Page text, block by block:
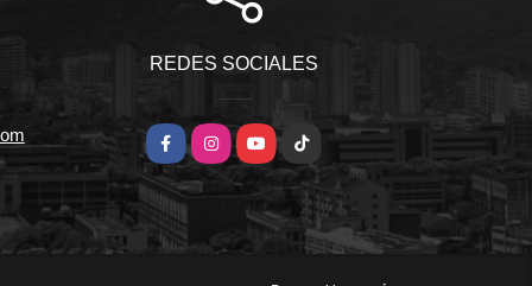
REDES SOCIALES
FacebookInstagramYouTubeTikTok